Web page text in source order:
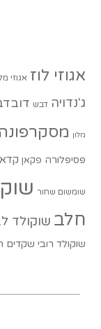
אגוזי לוז אגוזי
ג'נדויה דבש
מלון
פסיפלורה פקאן
שומשום שחור
חלב שוקולד
שוקולד רובי שקדים